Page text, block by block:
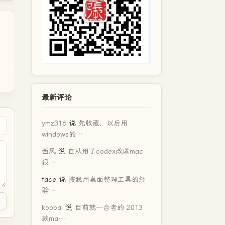
最新评论
ymz316 说 先收藏，以后用
windows的…
西风 说 自从用了codex改成mac
很…
face 说 按我用桌面整理工具的经
验…
koobai 说 目前就一台老的 2013
款ma…